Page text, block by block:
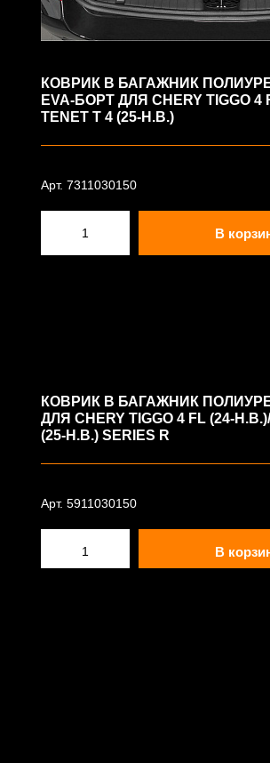
КОВРИК В БАГАЖНИК
EVA-БОРТ ДЛЯ CHERY TIGGO 4
TENET T 4 (25-Н.В.)
Арт. 7311030150
В
КОВРИК В БАГАЖНИК
ДЛЯ CHERY TIGGO 4 FL (24-
(25-Н.В.) SERIES R
Арт. 5911030150
В